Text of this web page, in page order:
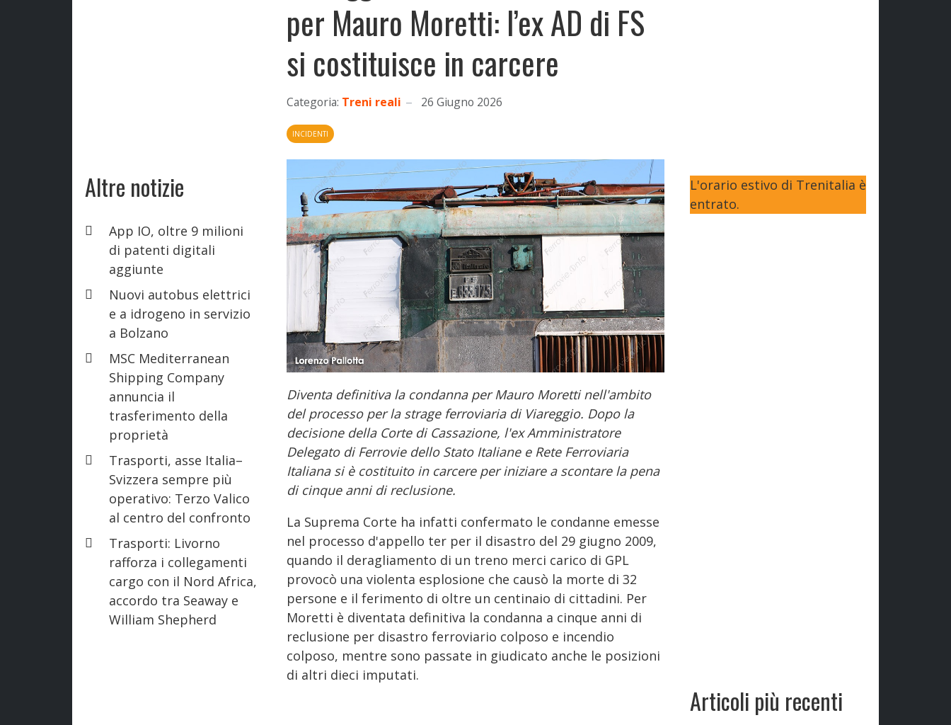
Altre notizie
App IO, oltre 9 milioni
di patenti digitali
aggiunte
Nuovi autobus elettrici
e a idrogeno in servizio
a Bolzano
MSC Mediterranean
Shipping Company
annuncia il
trasferimento della
proprietà
Trasporti, asse Italia–
Svizzera sempre più
operativo: Terzo Valico
al centro del confronto
Trasporti: Livorno
rafforza i collegamenti
cargo con il Nord Africa,
accordo tra Seaway e
William Shepherd
per Mauro Moretti: l’ex AD di FS
si costituisce in carcere
Categoria: Treni reali 26 Giugno 2026
INCIDENTI
Diventa definitiva la condanna per Mauro Moretti nell'ambito
del processo per la strage ferroviaria di Viareggio. Dopo la
decisione della Corte di Cassazione, l'ex Amministratore
Delegato di Ferrovie dello Stato Italiane e Rete Ferroviaria
Italiana si è costituito in carcere per iniziare a scontare la pena
di cinque anni di reclusione.
La Suprema Corte ha infatti confermato le condanne emesse
nel processo d'appello ter per il disastro del 29 giugno 2009,
quando il deragliamento di un treno merci carico di GPL
provocò una violenta esplosione che causò la morte di 32
persone e il ferimento di oltre un centinaio di cittadini. Per
Moretti è diventata definitiva la condanna a cinque anni di
reclusione per disastro ferroviario colposo e incendio
colposo, mentre sono passate in giudicato anche le posizioni
di altri dieci imputati.
L'orario estivo di Trenitalia è
entrato.
Articoli più recenti